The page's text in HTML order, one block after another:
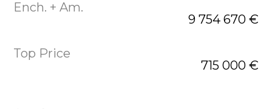
9 754 670 €
715 000 €